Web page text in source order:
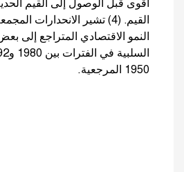
أقوى قبل الوصول إلى القيم
القيم. (4) تشير الانحدارات
النمو الاقتصادي المتراجع إلى
1950 المرجعية.